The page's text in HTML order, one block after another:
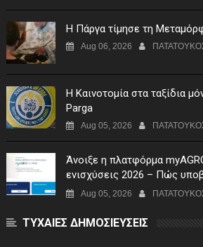
Η Πάργα τίμησε τη
Aug 06, 2026
Η Καινοτομία στα ταξίδια
Parga
Aug 05, 2026
Άνοιξε η πλατφόρμα
ενισχύσεις 2026 – Πώς
Αίτηση Ενίσχυσης
Aug 05, 2026
ΤΥΧΑΙΕΣ ΔΗΜΟΣΙΕΥΣΕΙΣ